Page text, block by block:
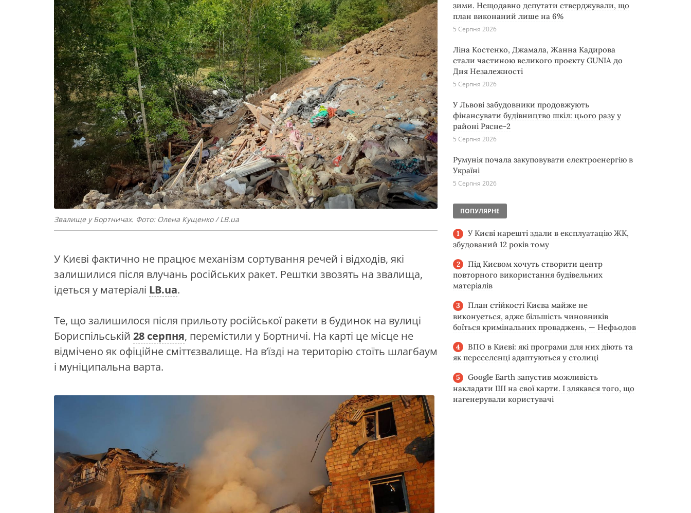
Звалище у Бортничах. Фото: Олена Кущенко / LB.ua
У Києві фактично не працює механізм сортування речей і відходів, які
залишилися після влучань російських ракет. Рештки звозять на звалища,
ідеться у матеріалі LB.ua.
Те, що залишилося після прильоту російської ракети в будинок на вулиці
Бориспільській 28 серпня, перемістили у Бортничі. На карті це місце не
відмічено як офіційне сміттєзвалище. На в’їзді на територію стоїть шлагбаум
і муніципальна варта.
зими. Нещодавно депутати стверджували, що
план виконаний лише на 6%
5 Серпня 2026
Ліна Костенко, Джамала, Жанна Кадирова
стали частиною великого проєкту GUNIA до
Дня Незалежності
5 Серпня 2026
У Львові забудовники продовжують
фінансувати будівництво шкіл: цього разу у
районі Рясне-2
5 Серпня 2026
Румунія почала закуповувати електроенергію в
Україні
5 Серпня 2026
ПОПУЛЯРНЕ
У Києві нарешті здали в експлуатацію ЖК,
збудований 12 років тому
Під Києвом хочуть створити центр
повторного використання будівельних
матеріалів
План стійкості Києва майже не
виконується, адже більшість чиновників
боїться кримінальних проваджень, — Нефьодов
ВПО в Києві: які програми для них діють та
як переселенці адаптуються у столиці
Google Earth запустив можливість
накладати ШІ на свої карти. І злякався того, що
нагенерували користувачі